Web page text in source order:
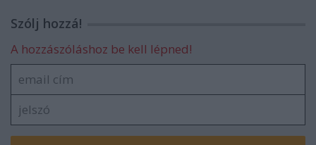
Szólj hozzá!
A hozzászóláshoz be kell lépned!